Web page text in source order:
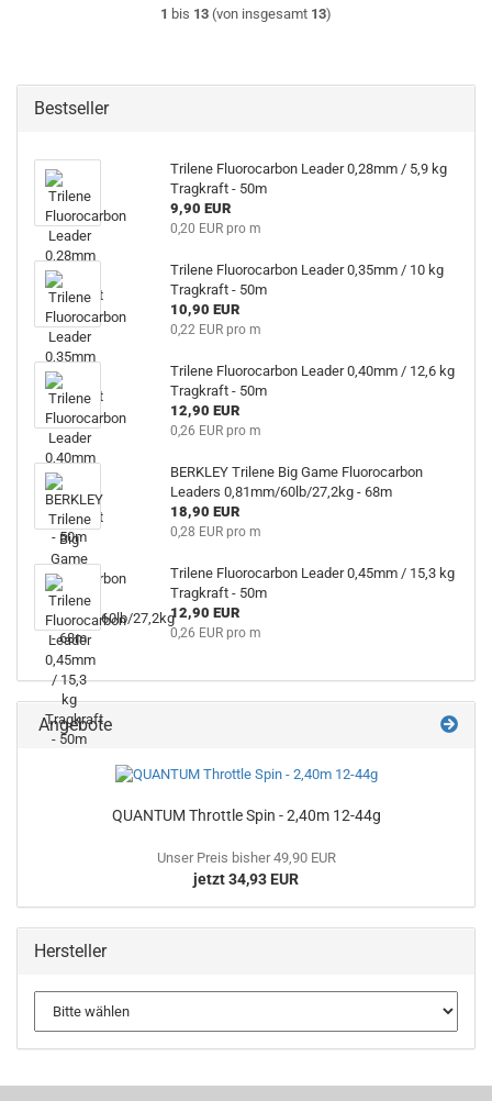
1 bis 13 (von insgesamt 13)
Bestseller
Trilene Fluorocarbon Leader 0,28mm / 5,9 kg
Tragkraft - 50m
9,90 EUR
0,20 EUR pro m
Trilene Fluorocarbon Leader 0,35mm / 10 kg
Tragkraft - 50m
10,90 EUR
0,22 EUR pro m
Trilene Fluorocarbon Leader 0,40mm / 12,6 kg
Tragkraft - 50m
12,90 EUR
0,26 EUR pro m
BERKLEY Trilene Big Game Fluorocarbon
Leaders 0,81mm/60lb/27,2kg - 68m
18,90 EUR
0,28 EUR pro m
Trilene Fluorocarbon Leader 0,45mm / 15,3 kg
Tragkraft - 50m
12,90 EUR
0,26 EUR pro m
Angebote
QUANTUM Throttle Spin - 2,40m 12-44g
Unser Preis bisher 49,90 EUR
jetzt 34,93 EUR
Hersteller